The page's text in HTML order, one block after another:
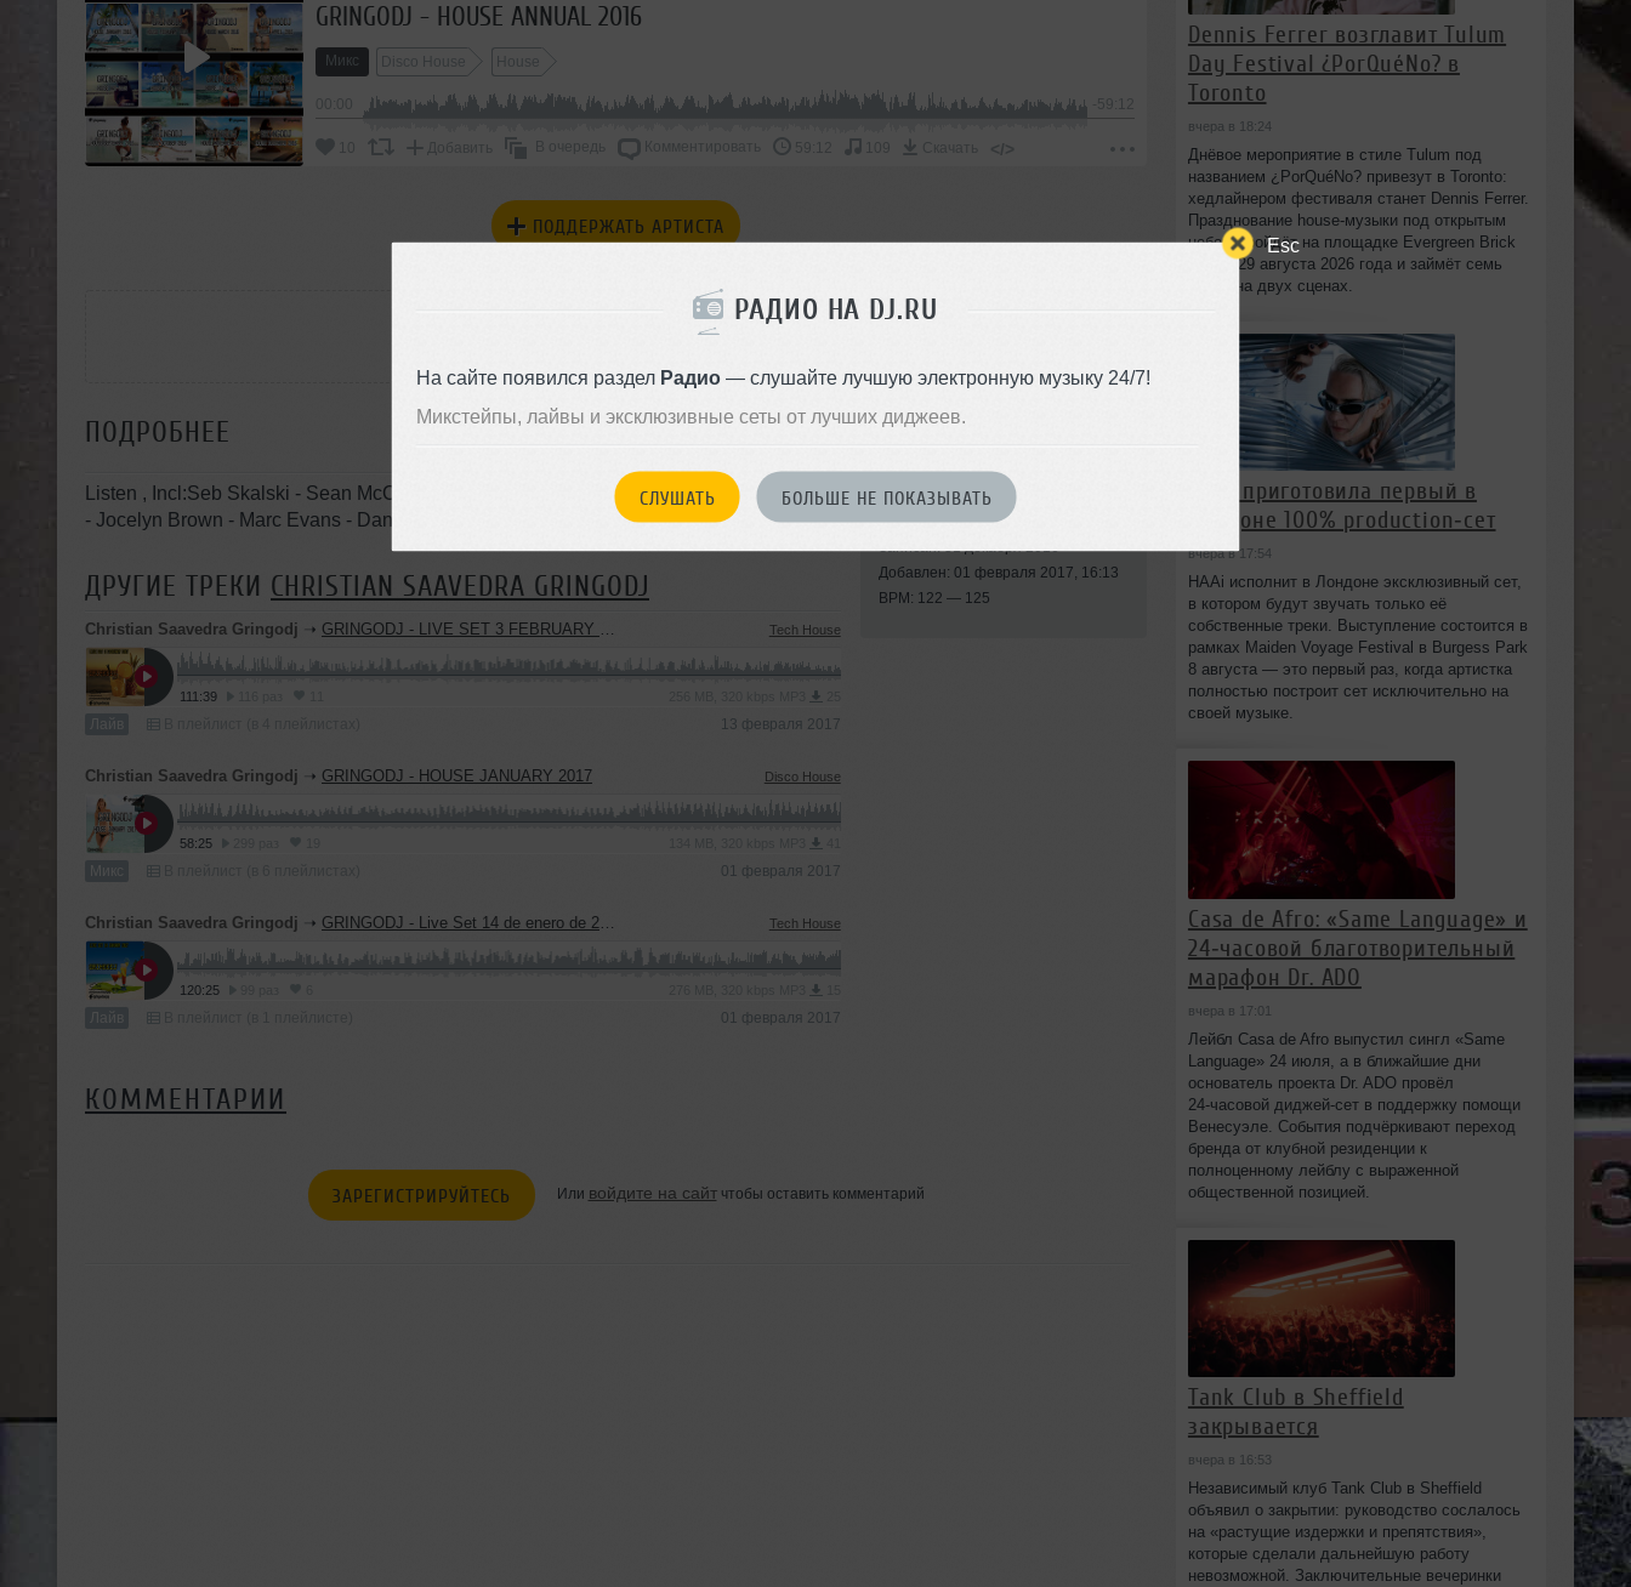
Esc
РАДИО НА DJ.RU
На сайте появился раздел Радио— слушайте лучшую электронную музыку 24/7!
Микстейпы, лайвы и эксклюзивные сеты от лучших диджеев.
СЛУШАТЬ БОЛЬШЕ НЕ ПОКАЗЫВАТЬ
GRINGODJ - HOUSE ANNUAL 2016
Микс Disco House House
-59:12
Добавить В очередь Комментировать 59:12 109 Скачать </>
ПОДДЕРЖАТЬ АРТИСТА
РАССКАЖИ ДРУЗЬЯМ
ПОДРОБНЕЕ
Listen , Incl:Seb Skalski - Sean McCabe - Jamie Lewis - Pino D'Angio - Chocolate Dice
- Jocelyn Brown - Marc Evans - Danny Howard - Joey Negro - Christopher Cross.
ДРУГИЕ ТРЕКИ CHRISTIAN SAAVEDRA GRINGODJ
Christian Saavedra Gringodj ➝ GRINGODJ - LIVE SET 3 FEBRUARY 2017 Tech House
111:39
Лайв 13 февраля 2017
Christian Saavedra Gringodj ➝ GRINGODJ - HOUSE JANUARY 2017 Disco House
58:25
Микс 01 февраля 2017
Christian Saavedra Gringodj ➝ GRINGODJ - Live Set 14 de enero de 2017 Tech House
120:25
Лайв 01 февраля 2017
Стили: Disco House
Записан: 31 декабря 2016
Добавлен: 01 февраля 2017, 16:13
BPM: 122 — 125
КОММЕНТАРИИ
ЗАРЕГИСТРИРУЙТЕСЬ Или войдите на сайтчтобы оставить комментарий
Dennis Ferrer возглавит Tulum
Day Festival ¿PorQuéNo? в
Toronto
вчера в 18:24
Днёвое мероприятие в стиле Tulum под
названием ¿PorQuéNo? привезут в Toronto:
хедлайнером фестиваля станет Dennis Ferrer.
Празднование house-музыки под открытым
небом пройдёт на площадке Evergreen Brick
Works 29 августа 2026 года и займёт семь
часов на двух сценах.
HAAi приготовила первый в
Лондоне 100% production‑сет
вчера в 17:54
HAAi исполнит в Лондоне эксклюзивный сет,
в котором будут звучать только её
собственные треки. Выступление состоится в
рамках Maiden Voyage Festival в Burgess Park
8 августа — это первый раз, когда артистка
полностью построит сет исключительно на
своей музыке.
Casa de Afro: «Same Language» и
24‑часовой благотворительный
марафон Dr. ADO
вчера в 17:01
Лейбл Casa de Afro выпустил сингл «Same
Language» 24 июля, а в ближайшие дни
основатель проекта Dr. ADO провёл
24‑часовой диджей‑сет в поддержку помощи
Венесуэле. События подчёркивают переход
бренда от клубной резиденции к
полноценному лейблу с выраженной
общественной позицией.
Tank Club в Sheffield
закрывается
вчера в 16:53
Независимый клуб Tank Club в Sheffield
объявил о закрытии: руководство сослалось
на «растущие издержки и препятствия»,
которые сделали дальнейшую работу
невозможной. Заключительные вечеринки